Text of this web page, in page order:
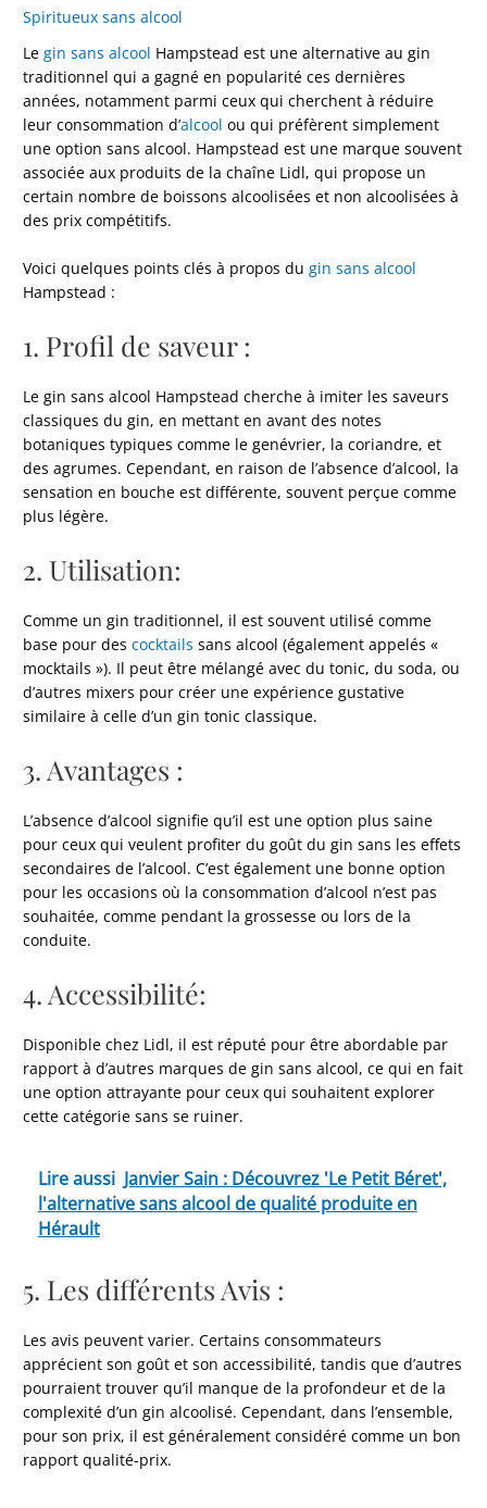
Spiritueux sans alcool
Legin sans alcool Hampstead est une alternative au gin
traditionnel qui a gagné en popularité ces dernières
années, notamment parmi ceux qui cherchent à réduire
leur consommation d’alcool ou qui préfèrent simplement
une option sans alcool. Hampstead est une marque souvent
associée aux produits de la chaîne Lidl, qui propose un
certain nombre de boissons alcoolisées et non alcoolisées à
des prix compétitifs.
Voici quelques points clés à propos dugin sans alcool
Hampstead :
1. Profil de saveur :
Le gin sans alcool Hampstead cherche à imiter les saveurs
classiques du gin, en mettant en avant des notes
botaniques typiques comme le genévrier, la coriandre, et
des agrumes. Cependant, en raison de l’absence d’alcool, la
sensation en bouche est différente, souvent perçue comme
plus légère.
2. Utilisation:
Comme un gin traditionnel, il est souvent utilisé comme
base pour descocktails sans alcool (également appelés «
mocktails »). Il peut être mélangé avec du tonic, du soda, ou
d’autres mixers pour créer une expérience gustative
similaire à celle d’un gin tonic classique.
3. Avantages :
L’absence d’alcool signifie qu’il est une option plus saine
pour ceux qui veulent profiter du goût du gin sans les effets
secondaires de l’alcool. C’est également une bonne option
pour les occasions où la consommation d’alcool n’est pas
souhaitée, comme pendant la grossesse ou lors de la
conduite.
4. Accessibilité:
Disponible chez Lidl, il est réputé pour être abordable par
rapport à d’autres marques de gin sans alcool, ce qui en fait
une option attrayante pour ceux qui souhaitent explorer
cette catégorie sans se ruiner.
Lire aussi Janvier Sain : Découvrez 'Le Petit Béret',
l'alternative sans alcool de qualité produite en
Hérault
5. Les différents Avis :
Les avis peuvent varier. Certains consommateurs
apprécient son goût et son accessibilité, tandis que d’autres
pourraient trouver qu’il manque de la profondeur et de la
complexité d’un gin alcoolisé. Cependant, dans l’ensemble,
pour son prix, il est généralement considéré comme un bon
rapport qualité-prix.